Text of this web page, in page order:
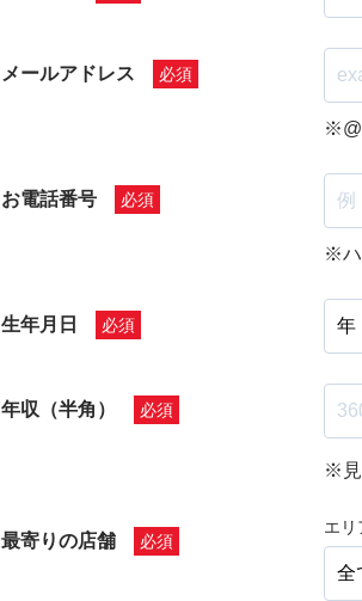
メールアドレス
お電話番号
※ハ
生年月日
年収（半角）
※見
最寄りの店舗
エリ